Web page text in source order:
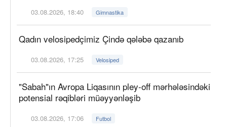
03.08.2026, 18:40 Gimnastika
Qadın velosipedçimiz Çində qələbə qazanıb
03.08.2026, 17:25 Velosiped
"Sabah"ın Avropa Liqasının pley-off mərhələsindəki
potensial rəqibləri müəyyənləşib
03.08.2026, 17:06 Futbol